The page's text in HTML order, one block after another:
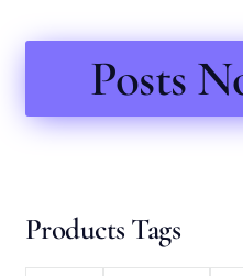
Posts
Products Tags